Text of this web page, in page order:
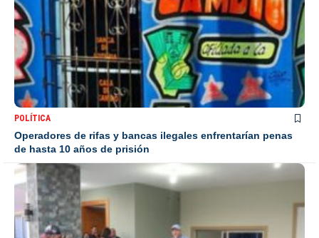
POLÍTICA
Operadores de rifas y bancas ilegales enfrentarían penas
de hasta 10 años de prisión